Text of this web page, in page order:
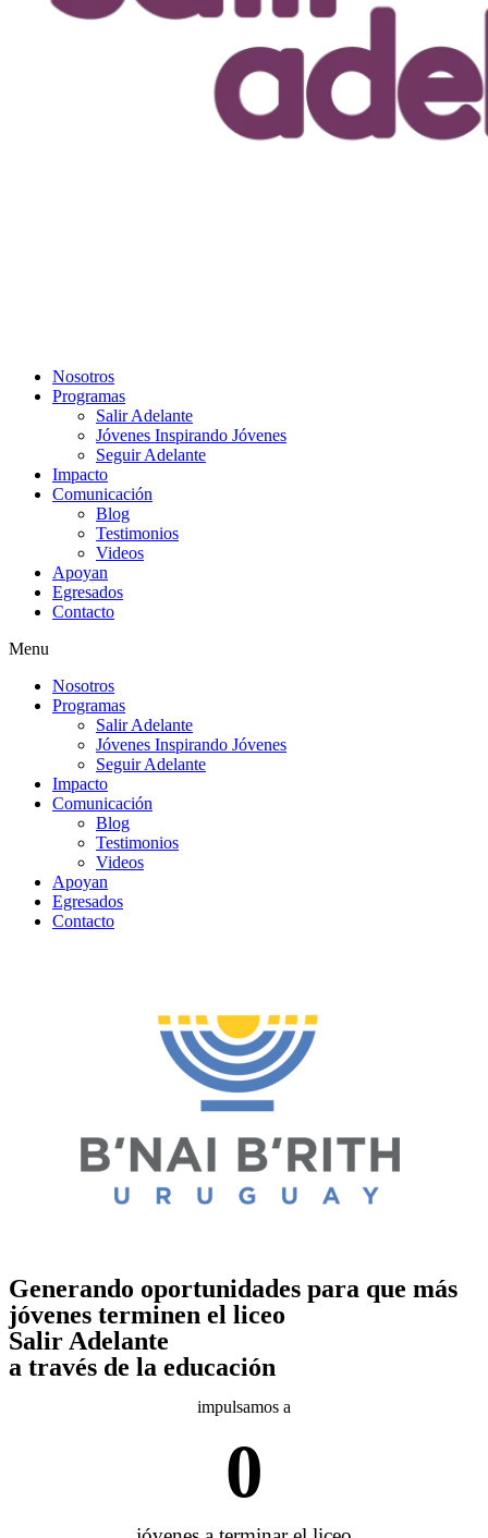
Nosotros
Programas
Salir Adelante
Jóvenes Inspirando Jóvenes
Seguir Adelante
Impacto
Comunicación
Blog
Testimonios
Videos
Apoyan
Egresados
Contacto
Menu
Nosotros
Programas
Salir Adelante
Jóvenes Inspirando Jóvenes
Seguir Adelante
Impacto
Comunicación
Blog
Testimonios
Videos
Apoyan
Egresados
Contacto
Generando oportunidades para que más
jóvenes terminen el liceo
Salir Adelante
a través de la educación
impulsamos a
0